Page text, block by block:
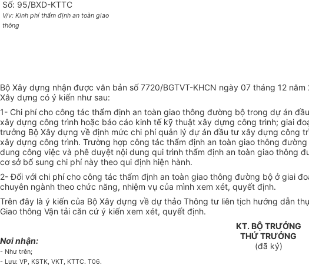
Số: 95/BXD-KTTC
V/v: Kinh phí thẩm định an toàn giao
thông
Bộ Xây dựng nhận được văn bản số 7720/BGTVT-KHCN ngày 07 tháng 12
Xây dựng có ý kiến như sau:
1- Chi phí cho công tác thẩm định an toàn giao thông đường bộ trong dự án
xây dựng công trình hoặc báo cáo kinh tế kỹ thuật xây dựng công trình; giai
trưởng Bộ Xây dựng về định mức chi phí quản lý dự án đầu tư xây dựng công
xây dựng công trình. Trường hợp công tác thẩm định an toàn giao thông
dung công việc và phê duyệt nội dung qui trình thẩm định an toàn giao thông
cơ sở bổ sung chi phí này theo qui định hiện hành.
2- Đối với chi phí cho công tác thẩm định an toàn giao thông đường bộ ở giai
chuyên ngành theo chức năng, nhiệm vụ của mình xem xét, quyết định.
Trên đây là ý kiến của Bộ Xây dựng về dự thảo Thông tư liên tịch hướng dẫn
Giao thông Vận tải căn cứ ý kiến xem xét, quyết định.
Nơi nhận:
- Như trên;
- Lưu: VP, KSTK, VKT, KTTC. T06.
KT. BỘ TRƯỞNG
THỨ TRƯỞNG
(đã ký)